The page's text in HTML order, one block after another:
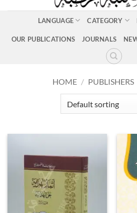
LANGUAGE CATEGORY
OUR PUBLICATIONS JOURNALS
HOME / PUBLISHERS